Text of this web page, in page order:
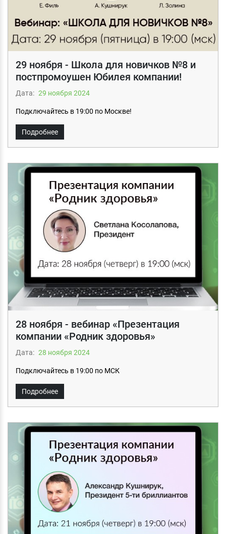
29 ноября - Школа для новичков №8 и
постпромоушен Юбилея компании!
Дата: 29 ноября 2024
Подключайтесь в 19:00 по Москве!
Подробнее
28 ноября - вебинар «Презентация
компании «Родник здоровья»
Дата: 28 ноября 2024
Подключайтесь в 19:00 по МСК
Подробнее